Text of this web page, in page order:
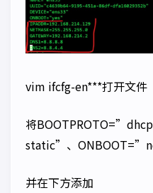
vim ifcfg-en***打开文件
将
static”、
并在下方添加